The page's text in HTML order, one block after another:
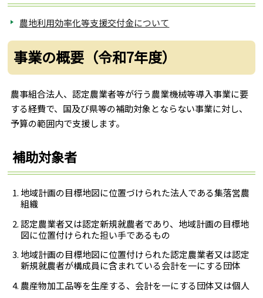
農地利用効率化等支援交付金について
事業の概要（令和7年度）
農事組合法人、認定農業者等が行う農業機械等導入事業に要
する経費で、国及び県等の補助対象とならない事業に対し、
予算の範囲内で支援します。
補助対象者
地域計画の目標地図に位置づけられた法人である集落営農
組織
認定農業者又は認定新規就農者であり、地域計画の目標地
図に位置付けられた担い手であるもの
地域計画の目標地図に位置付けられた認定農業者又は認定
新規就農者が構成員に含まれている会計を一にする団体
農産物加工品等を生産する、会計を一にする団体又は個人